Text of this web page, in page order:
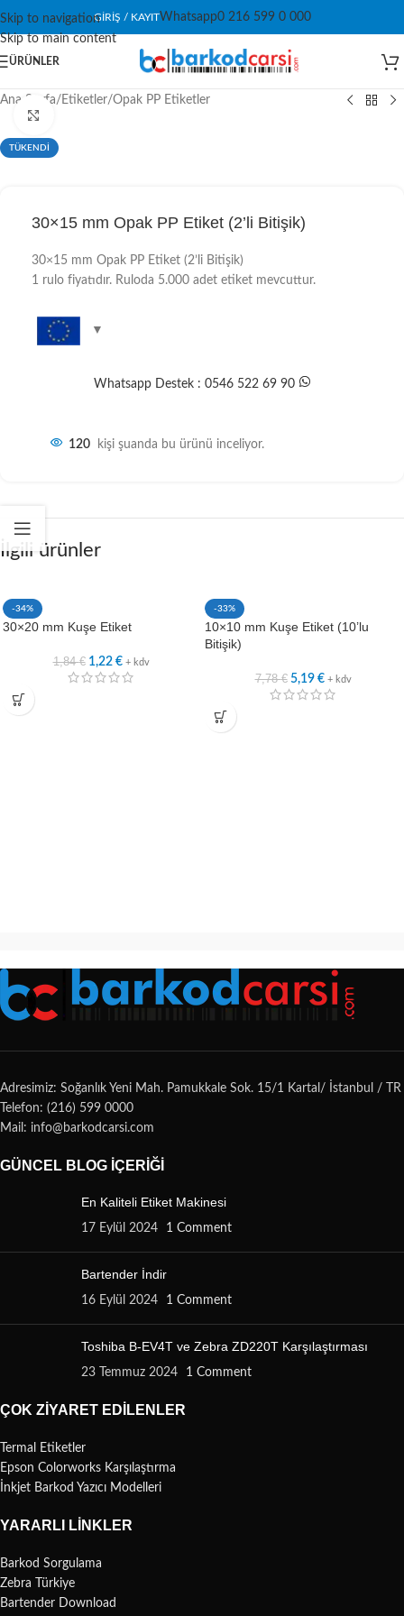
Skip to navigation
Skip to main content
GIRIŞ / KAYITWhatsapp0 216 599 0 000
ÜRÜNLER
Ana Sayfa/ Etiketler/Opak PP Etiketler
TÜKENDİ
30×15 mm Opak PP Etiket (2’li Bitişik)
30×15 mm Opak PP Etiket (2’li Bitişik)
1 rulo fiyatıdır. Ruloda 5.000 adet etiket mevcuttur.
Whatsapp Destek : 0546 522 69 90
120 kişi şuanda bu ürünü inceliyor.
İlgili ürünler
-34%
30×20 mm Kuşe Etiket
1,84€ 1,22 € + kdv
-33%
10×10 mm Kuşe Etiket (10’lu
Bitişik)
7,78€ 5,19 € + kdv
Adresimiz: Soğanlık Yeni Mah. Pamukkale Sok. 15/1 Kartal/ İstanbul / TR
Telefon: (216) 599 0000
Mail: info@barkodcarsi.com
GÜNCEL BLOG İÇERIĞI
En Kaliteli Etiket Makinesi
17 Eylül 2024 1 Comment
Bartender İndir
16 Eylül 2024 1 Comment
Toshiba B-EV4T ve Zebra ZD220T Karşılaştırması
23 Temmuz 2024 1 Comment
ÇOK ZIYARET EDILENLER
Termal Etiketler
Epson Colorworks Karşılaştırma
İnkjet Barkod Yazıcı Modelleri
YARARLI LINKLER
Barkod Sorgulama
Zebra Türkiye
Bartender Download